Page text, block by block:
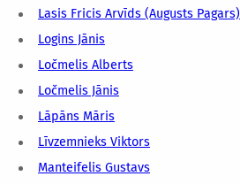
Lasis Fricis Arvīds (Augusts Pagars)
Logins Jānis
Ločmelis Alberts
Ločmelis Jānis
Lāpāns Māris
Līvzemnieks Viktors
Manteifelis Gustavs